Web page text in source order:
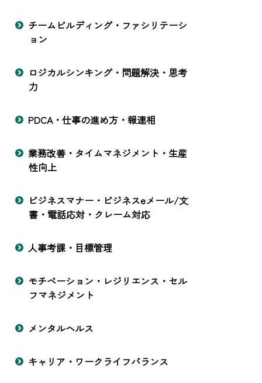
チームビルディング・ファシリテーシ
ョン
ロジカルシンキング・問題解決・思考
力
PDCA・仕事の進め方・報連相
業務改善・タイムマネジメント・生産
性向上
ビジネスマナー・ビジネスeメール/文
書・電話応対・クレーム対応
人事考課・目標管理
モチベーション・レジリエンス・セル
フマネジメント
メンタルヘルス
キャリア・ワークライフバランス